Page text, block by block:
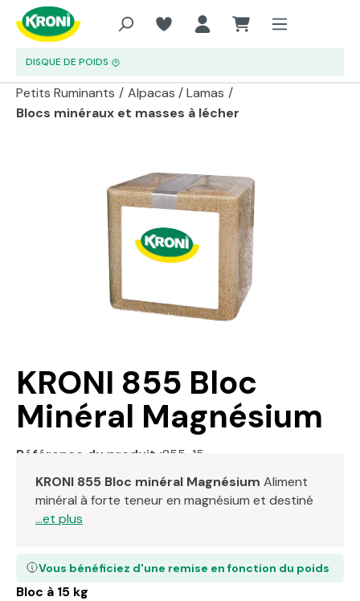
Aller au contenu principal
DISQUE DE POIDS
Petits Ruminants / Alpacas / Lamas /
Blocs minéraux et masses à lécher
KRONI 855 Bloc
Minéral Magnésium
Référence du produit :855-15
KRONI 855 Bloc minéral Magnésium Aliment
minéral à forte teneur en magnésium et destiné
...et plus
Bloc à 15 kg
Vous bénéficiez d'une remise en fonction du poids